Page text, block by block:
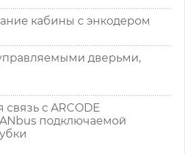
кабины с энкодером
дверьми,
с ARCODE
подключаемой